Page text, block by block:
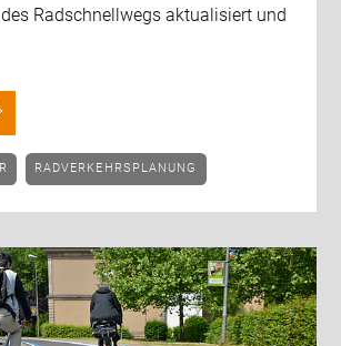
Radschnellwegs aktualisiert und
RADVERKEHRSPLANUNG